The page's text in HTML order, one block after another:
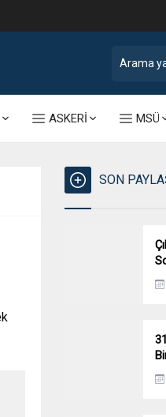
ASKERİ MSÜ
SON